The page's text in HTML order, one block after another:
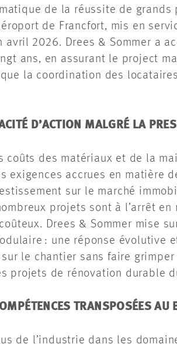
de la réussite de grands
de Francfort, mis en
avril 2026. Drees & Sommer a
ans, en assurant le project
la coordination des
D’ACTION MALGRÉ LA
coûts des matériaux et de la
exigences accrues en matière
sur le marché
projets sont à l’arrêt
Drees & Sommer mise
: une réponse évolutive
le chantier sans faire
projets de rénovation durable
TRANSPOSÉES AU
de l’industrie dans les